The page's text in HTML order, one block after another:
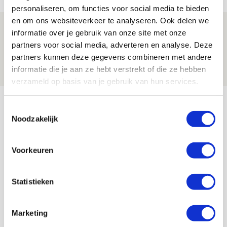
personaliseren, om functies voor social media te bieden
en om ons websiteverkeer te analyseren. Ook delen we
informatie over je gebruik van onze site met onze
partners voor social media, adverteren en analyse. Deze
partners kunnen deze gegevens combineren met andere
informatie die je aan ze hebt verstrekt of die ze hebben
verzameld op basis van je gebruik van hun services.
Noodzakelijk
Voorkeuren
Statistieken
Marketing
Volop enthousiasme in fotoverslag van
Europees treffen met Shelbourne
07 AUGUSTUS 2026 - 09:00
FOTOVERSLAG
Bekijk meer
AGENDA
23
Selectiedag ballenjongens/-meiden